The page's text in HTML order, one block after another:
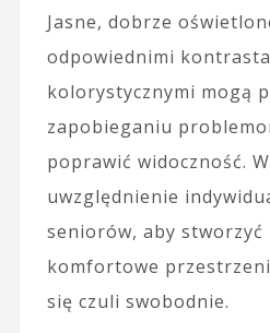
Jasne, dobrze
odpowiednimi
kolorystycznymi mogą
zapobieganiu
poprawić widoczność.
uwzględnienie
seniorów, aby
komfortowe
się czuli swobodnie.